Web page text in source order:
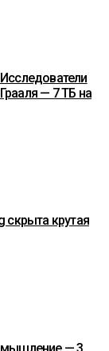
— 7 ТБ на
скрыта крутая